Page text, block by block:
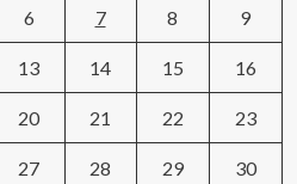
6 7 8 9
13 14 15 16
20 21 22 23
27 28 29 30